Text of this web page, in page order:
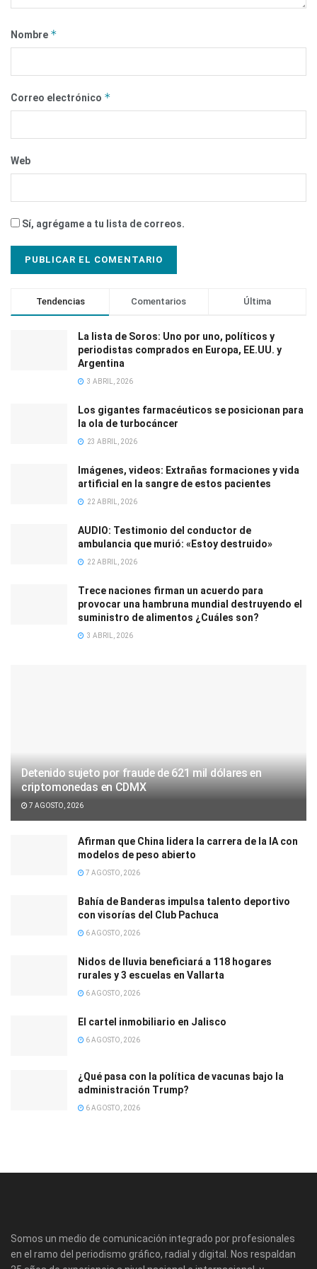
Nombre *
Correo electrónico *
Web
Sí, agrégame a tu lista de correos.
Tendencias Comentarios Última
La lista de Soros: Uno por uno, políticos y
periodistas comprados en Europa, EE.UU. y
Argentina
3 ABRIL, 2026
Los gigantes farmacéuticos se posicionan para
la ola de turbocáncer
23 ABRIL, 2026
Imágenes, videos: Extrañas formaciones y vida
artificial en la sangre de estos pacientes
22 ABRIL, 2026
AUDIO: Testimonio del conductor de
ambulancia que murió: «Estoy destruido»
22 ABRIL, 2026
Trece naciones firman un acuerdo para
provocar una hambruna mundial destruyendo el
suministro de alimentos ¿Cuáles son?
3 ABRIL, 2026
Detenido sujeto por fraude de 621 mil dólares en
criptomonedas en CDMX
7 AGOSTO, 2026
Afirman que China lidera la carrera de la IA con
modelos de peso abierto
7 AGOSTO, 2026
Bahía de Banderas impulsa talento deportivo
con visorías del Club Pachuca
6 AGOSTO, 2026
Nidos de lluvia beneficiará a 118 hogares
rurales y 3 escuelas en Vallarta
6 AGOSTO, 2026
El cartel inmobiliario en Jalisco
6 AGOSTO, 2026
¿Qué pasa con la política de vacunas bajo la
administración Trump?
6 AGOSTO, 2026
Somos un medio de comunicación integrado por profesionales
en el ramo del periodismo gráfico, radial y digital. Nos respaldan